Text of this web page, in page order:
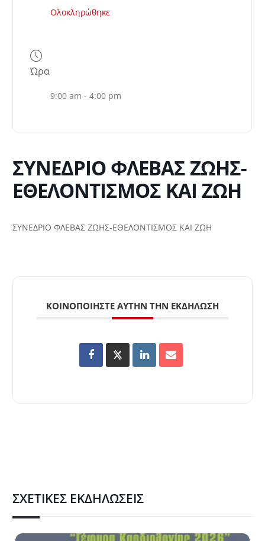
Ολοκληρώθηκε
Ώρα
9:00 am - 4:00 pm
ΣΥΝΕΔΡΙΟ ΦΛΕΒΑΣ ΖΩΗΣ-
ΕΘΕΛΟΝΤΙΣΜΟΣ ΚΑΙ ΖΩΗ
ΣΥΝΕΔΡΙΟ ΦΛΕΒΑΣ ΖΩΗΣ-ΕΘΕΛΟΝΤΙΣΜΟΣ ΚΑΙ ΖΩΗ
ΚΟΙΝΟΠΟΙΉΣΤΕ ΑΥΤΉΝ ΤΗΝ ΕΚΔΉΛΩΣΗ
ΣΧΕΤΙΚΈΣ ΕΚΔΗΛΏΣΕΙΣ